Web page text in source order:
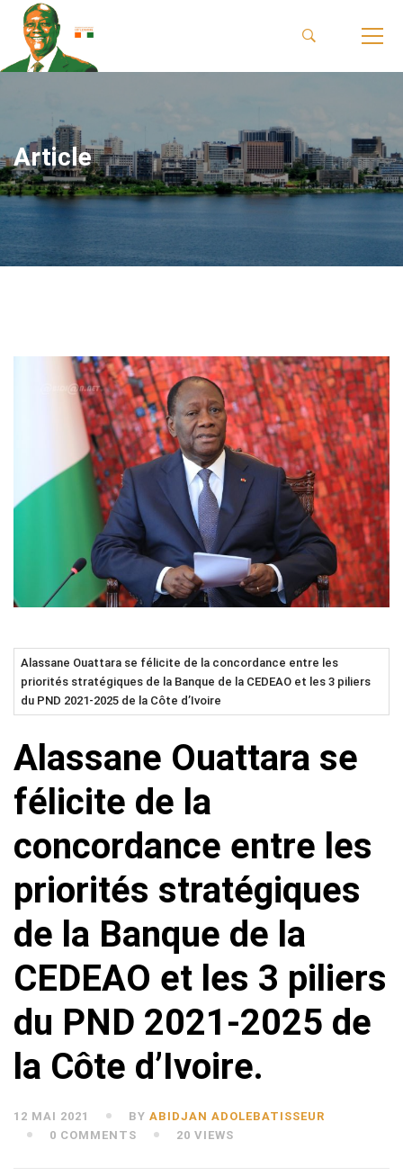
Article
Alassane Ouattara se félicite de la concordance entre les
priorités stratégiques de la Banque de la CEDEAO et les 3 piliers
du PND 2021-2025 de la Côte d’Ivoire
Alassane Ouattara se
félicite de la
concordance entre les
priorités stratégiques
de la Banque de la
CEDEAO et les 3 piliers
du PND 2021-2025 de
la Côte d’Ivoire.
12 MAI 2021 BY ABIDJAN ADOLEBATISSEUR
0 COMMENTS
20 VIEWS